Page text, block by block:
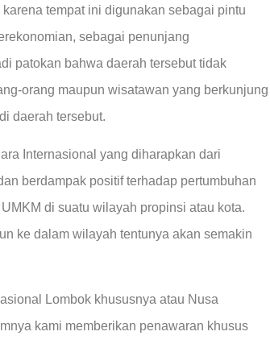
tempat ini digunakan sebagai pintu
sebagai penunjang
patokan bahwa daerah tersebut tidak
orang maupun wisatawan yang berkunjung
daerah tersebut.
Internasional yang diharapkan dari
berdampak positif terhadap pertumbuhan
di suatu wilayah propinsi atau kota.
ke dalam wilayah tentunya akan semakin
Lombok khususnya atau Nusa
kami memberikan penawaran khusus